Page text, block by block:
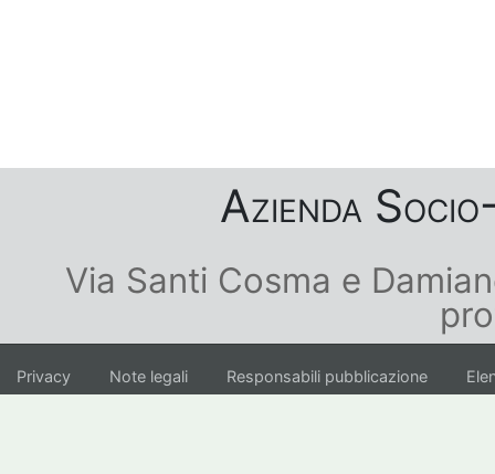
Azienda
Via Santi Cosma e
Privacy Note legali Responsabili pubblicazione